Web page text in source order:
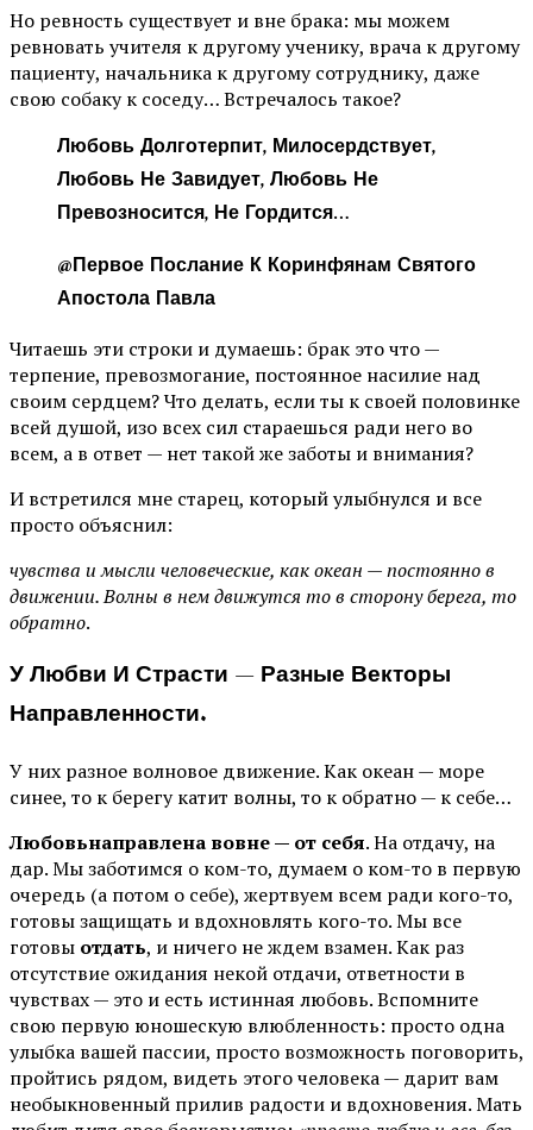
Но ревность существует и вне брака: мы можем
ревновать учителя к другому ученику, врача к другому
пациенту, начальника к другому сотруднику, даже
свою собаку к соседу… Встречалось такое?
Любовь Долготерпит, Милосердствует,
Любовь Не Завидует, Любовь Не
Превозносится, Не Гордится…
@Первое Послание К Коринфянам Святого
Апостола Павла
Читаешь эти строки и думаешь: брак это что —
терпение, превозмогание, постоянное насилие над
своим сердцем? Что делать, если ты к своей половинке
всей душой, изо всех сил стараешься ради него во
всем, а в ответ — нет такой же заботы и внимания?
И встретился мне старец, который улыбнулся и все
просто объяснил:
чувства и мысли человеческие, как океан — постоянно в
движении. Волны в нем движутся то в сторону берега, то
обратно.
У Любви И Страсти — Разные Векторы
Направленности.
У них разное волновое движение. Как океан — море
синее, то к берегу катит волны, то к обратно — к себе…
Любовьнаправлена вовне — от себя. На отдачу, на
дар. Мы заботимся о ком-то, думаем о ком-то в первую
очередь (а потом о себе), жертвуем всем ради кого-то,
готовы защищать и вдохновлять кого-то. Мы все
готовы отдать, и ничего не ждем взамен. Как раз
отсутствие ожидания некой отдачи, ответности в
чувствах — это и есть истинная любовь. Вспомните
свою первую юношескую влюбленность: просто одна
улыбка вашей пассии, просто возможность поговорить,
пройтись рядом, видеть этого человека — дарит вам
необыкновенный прилив радости и вдохновения. Мать